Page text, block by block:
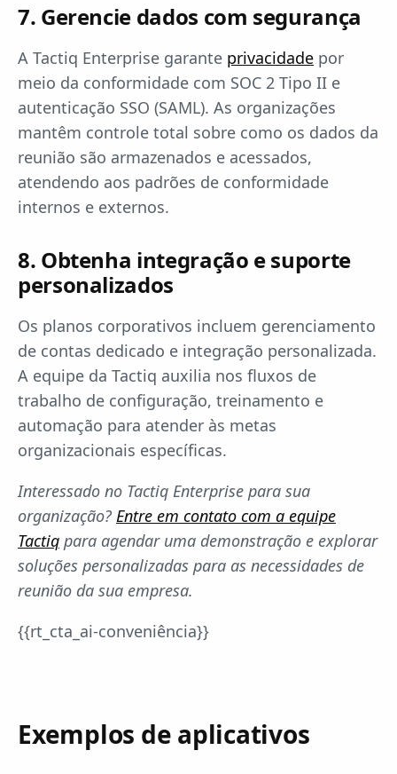
7. Gerencie dados com segurança
A Tactiq Enterprise garante privacidade por
meio da conformidade com SOC 2 Tipo II e
autenticação SSO (SAML). As organizações
mantêm controle total sobre como os dados da
reunião são armazenados e acessados,
atendendo aos padrões de conformidade
internos e externos.
8. Obtenha integração e suporte
personalizados
Os planos corporativos incluem gerenciamento
de contas dedicado e integração personalizada.
A equipe da Tactiq auxilia nos fluxos de
trabalho de configuração, treinamento e
automação para atender às metas
organizacionais específicas.
Interessado no Tactiq Enterprise para sua
organização? Entre em contato com a equipe
Tactiq para agendar uma demonstração e explorar
soluções personalizadas para as necessidades de
reunião da sua empresa.
{{rt_cta_ai-conveniência}}
Exemplos de aplicativos